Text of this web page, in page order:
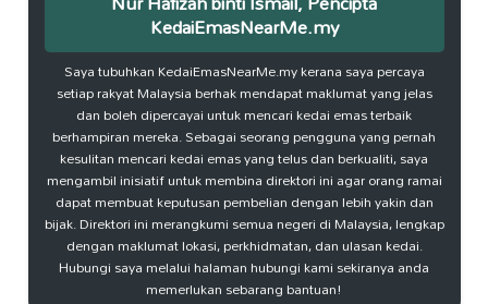
KedaiEmasNearMe.my
Saya tubuhkan KedaiEmasNearMe.my kerana saya percaya
setiap rakyat Malaysia berhak mendapat maklumat yang jelas
dan boleh dipercayai untuk mencari kedai emas terbaik
berhampiran mereka. Sebagai seorang pengguna yang pernah
kesulitan mencari kedai emas yang telus dan berkualiti, saya
mengambil inisiatif untuk membina direktori ini agar orang ramai
dapat membuat keputusan pembelian dengan lebih yakin dan
bijak. Direktori ini merangkumi semua negeri di Malaysia, lengkap
dengan maklumat lokasi, perkhidmatan, dan ulasan kedai.
Hubungi saya melalui halaman hubungi kami sekiranya anda
memerlukan sebarang bantuan!